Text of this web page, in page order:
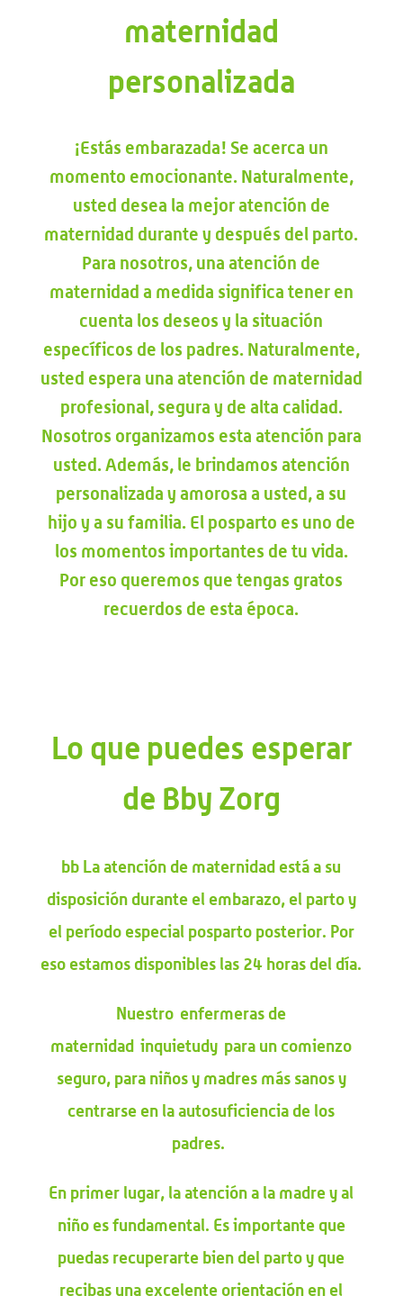
maternidad
personalizada
¡Estás embarazada! Se acerca un
momento emocionante. Naturalmente,
usted desea la mejor atención de
maternidad durante y después del parto.
Para nosotros, una atención de
maternidad a medida significa tener en
cuenta los deseos y la situación
específicos de los padres. Naturalmente,
usted espera una atención de maternidad
profesional, segura y de alta calidad.
Nosotros organizamos esta atención para
usted. Además, le brindamos atención
personalizada y amorosa a usted, a su
hijo y a su familia. El posparto es uno de
los momentos importantes de tu vida.
Por eso queremos que tengas gratos
recuerdos de esta época.
Lo que puedes esperar
de Bby Zorg
bb La atención de maternidad está a su
disposición durante el embarazo, el parto y
el período especial posparto posterior. Por
eso estamos disponibles las 24 horas del día.
Nuestro enfermeras de
maternidad inquietudy para un comienzo
seguro, para niños y madres más sanos y
centrarse en la autosuficiencia de los
padres.
En primer lugar, la atención a la madre y al
niño es fundamental. Es importante que
puedas recuperarte bien del parto y que
recibas una excelente orientación en el